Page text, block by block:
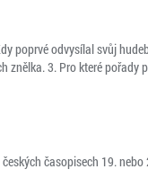
poprvé odvysílal svůj
znělka. 3. Pro které pořady
časopisech 19.